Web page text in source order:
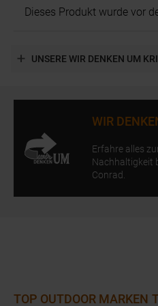
Dieses Produkt wurde vor
UNSERE WIR DENKEN UM
WIR
Erfahre alles
Nachhaltigkeit
Conrad.
TOP OUTDOOR MARKEN